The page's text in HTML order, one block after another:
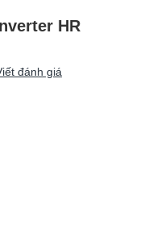
HR
đánh giá